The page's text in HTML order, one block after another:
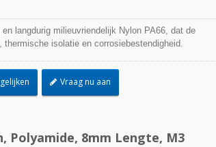
langdurig milieuvriendelijk Nylon PA66, dat de
isolatie en corrosiebestendigheid.
Vraag nu aan
Polyamide, 8mm Lengte, M3